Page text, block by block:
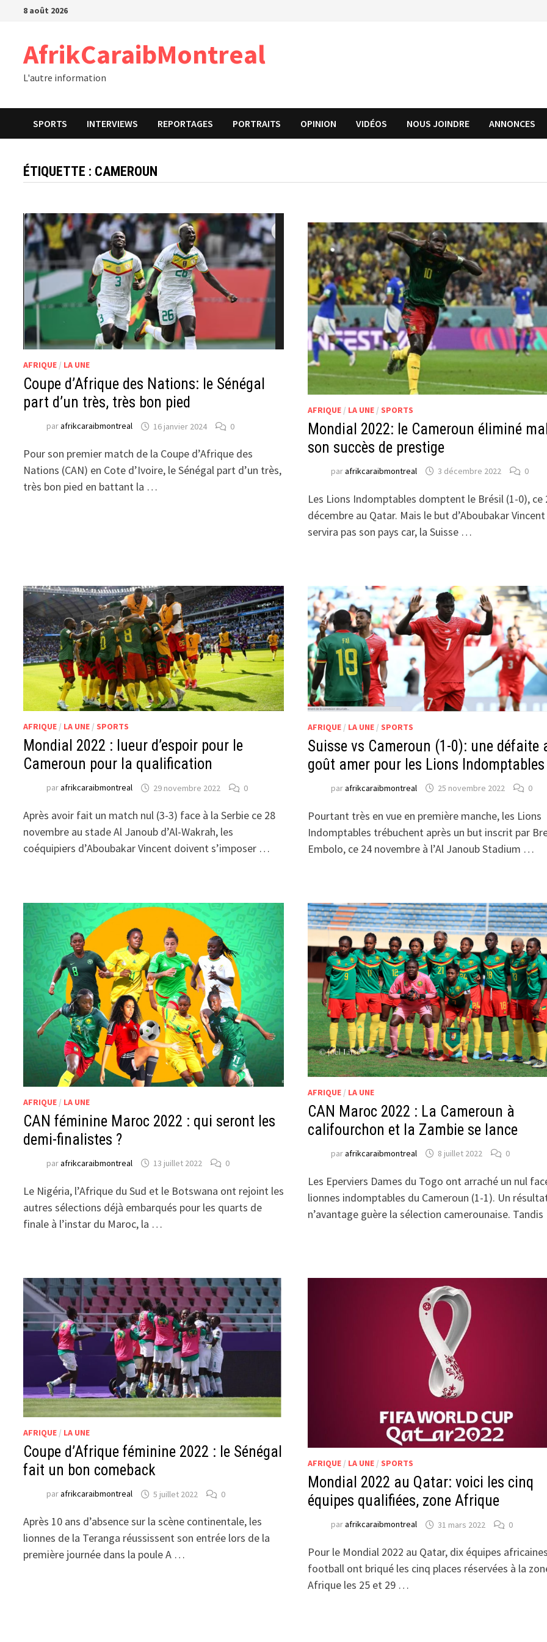
Passer8 août 2026
AfrikCaraibMontreal
L'autre information
SPORTS INTERVIEWS REPORTAGES PORTRAITS OPINION VIDÉOS NOUS JOINDRE ANNONCES
ÉTIQUETTE : CAMEROUN
AFRIQUE / LA UNE
Coupe d’Afrique des Nations: le Sénégal
part d’un très, très bon pied
parafrikcaraibmontreal 16 janvier 2024 0
Pour son premier match de la Coupe d’Afrique des
Nations (CAN) en Cote d’Ivoire, le Sénégal part d’un très,
très bon pied en battant la …
AFRIQUE/ LA UNE/ SPORTS
Mondial 2022: le Cameroun éliminé
son succès de prestige
parafrikcaraibmontreal 3 décembre 2022 0
Les Lions Indomptables domptent le Brésil (1-0), ce
décembre au Qatar. Mais le but d’Aboubakar
servira pas son pays car, la Suisse …
AFRIQUE / LA UNE / SPORTS
Mondial 2022 : lueur d’espoir pour le
Cameroun pour la qualification
parafrikcaraibmontreal 29 novembre 2022 0
Après avoir fait un match nul (3-3) face à la Serbie ce 28
novembre au stade Al Janoub d’Al-Wakrah, les
coéquipiers d’Aboubakar Vincent doivent s’imposer …
AFRIQUE/ LA UNE/ SPORTS
Suisse vs Cameroun (1-0): une défaite
goût amer pour les Lions Indomptables
parafrikcaraibmontreal 25 novembre 2022 0
Pourtant très en vue en première manche, les Lions
Indomptables trébuchent après un but inscrit par
Embolo, ce 24 novembre à l’Al Janoub Stadium …
AFRIQUE / LA UNE
CAN féminine Maroc 2022 : qui seront les
demi-finalistes ?
parafrikcaraibmontreal 13 juillet 2022 0
Le Nigéria, l’Afrique du Sud et le Botswana ont rejoint les
autres sélections déjà embarqués pour les quarts de
finale à l’instar du Maroc, la …
AFRIQUE/ LA UNE
CAN Maroc 2022 : La Cameroun à
califourchon et la Zambie se lance
parafrikcaraibmontreal 8 juillet 2022 0
Les Eperviers Dames du Togo ont arraché un nul
lionnes indomptables du Cameroun (1-1). Un
n’avantage guère la sélection camerounaise.
AFRIQUE / LA UNE
Coupe d’Afrique féminine 2022 : le Sénégal
fait un bon comeback
parafrikcaraibmontreal 5 juillet 2022 0
Après 10 ans d’absence sur la scène continentale, les
lionnes de la Teranga réussissent son entrée lors de la
première journée dans la poule A …
AFRIQUE/ LA UNE/ SPORTS
Mondial 2022 au Qatar: voici les cinq
équipes qualifiées, zone Afrique
parafrikcaraibmontreal 31 mars 2022 0
Pour le Mondial 2022 au Qatar, dix équipes
football ont briqué les cinq places réservées à la
Afrique les 25 et 29 …